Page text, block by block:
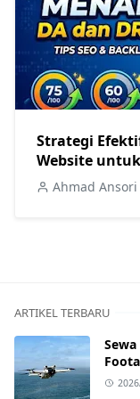
Strategi
Website
Ahmad Ansori
ARTIKEL TERBARU